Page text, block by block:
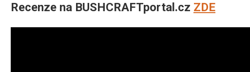
Recenze na BUSHCRAFTportal.cz ZDE